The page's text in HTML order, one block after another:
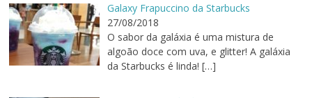
Galaxy Frapuccino da Starbucks
27/08/2018
O sabor da galáxia é uma mistura de
algoão doce com uva, e glitter! A galáxia
da Starbucks é linda! […]